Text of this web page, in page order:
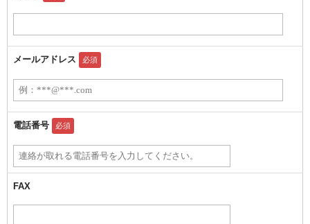
メールアドレス 必須
電話番号 必須
FAX